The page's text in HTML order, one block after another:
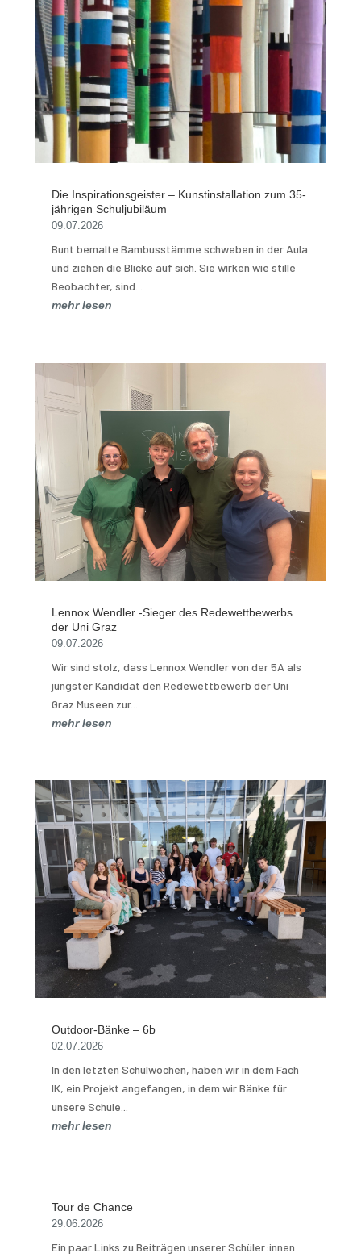
Die Inspirationsgeister – Kunstinstallation zum 35-
jährigen Schuljubiläum
09.07.2026
Bunt bemalte Bambusstämme schweben in der Aula
und ziehen die Blicke auf sich. Sie wirken wie stille
Beobachter, sind...
mehr lesen
Lennox Wendler -Sieger des Redewettbewerbs
der Uni Graz
09.07.2026
Wir sind stolz, dass Lennox Wendler von der 5A als
jüngster Kandidat den Redewettbewerb der Uni
Graz Museen zur...
mehr lesen
Outdoor-Bänke – 6b
02.07.2026
In den letzten Schulwochen, haben wir in dem Fach
IK, ein Projekt angefangen, in dem wir Bänke für
unsere Schule...
mehr lesen
Tour de Chance
29.06.2026
Ein paar Links zu Beiträgen unserer Schüler:innen